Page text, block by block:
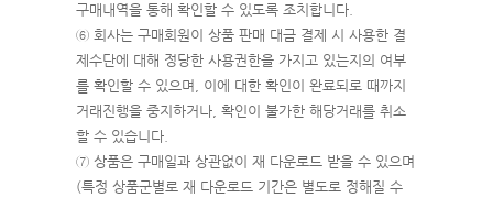
구매내역을 통해 확인할 수 있도록 조치합니다.
⑥ 회사는 구매회원이 상품 판매 대금 결제 시 사용한 결
제수단에 대해 정당한 사용권한을 가지고 있는지의 여부
를 확인할 수 있으며, 이에 대한 확인이 완료되로 때까지
거래진행을 중지하거나, 확인이 불가한 해당거래를 취소
할 수 있습니다.
⑦ 상품은 구매일과 상관없이 재 다운로드 받을 수 있으며
(특정 상품군별로 재 다운로드 기간은 별도로 정해질 수